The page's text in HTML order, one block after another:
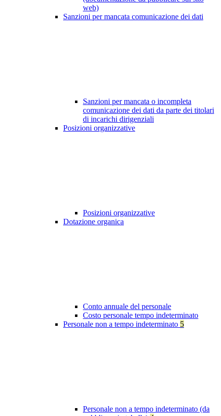
web)
Sanzioni per mancata comunicazione dei dati
Sanzioni per mancata o incompleta
comunicazione dei dati da parte dei titolari
di incarichi dirigenziali
Posizioni organizzative
Posizioni organizzative
Dotazione organica
Conto annuale del personale
Costo personale tempo indeterminato
Personale non a tempo indeterminato 5
Personale non a tempo indeterminato (da